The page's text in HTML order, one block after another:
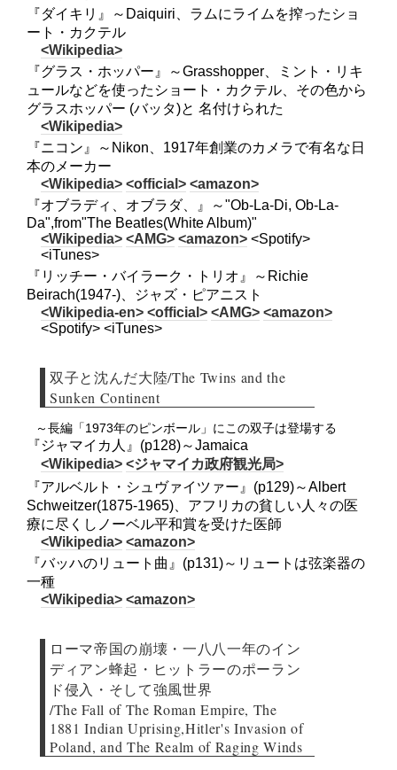
『ダイキリ』～Daiquiri、ラムにライムを搾ったショ
ート・カクテル
<Wikipedia>
『グラス・ホッパー』～Grasshopper、ミント・リキ
ュールなどを使ったショート・カクテル、その色から
グラスホッパー (バッタ)と 名付けられた
<Wikipedia>
『ニコン』～Nikon、1917年創業のカメラで有名な日
本のメーカー
<Wikipedia> <official> <amazon>
『オブラディ、オブラダ、』～"Ob-La-Di, Ob-La-
Da",from"The Beatles(White Album)"
<Wikipedia> <AMG> <amazon> <Spotify>
<iTunes>
『リッチー・バイラーク・トリオ』～Richie
Beirach(1947-)、ジャズ・ピアニスト
<Wikipedia-en> <official> <AMG> <amazon>
<Spotify> <iTunes>
双子と沈んだ大陸/The Twins and the
Sunken Continent
～長編「1973年のピンボール」にこの双子は登場する
『ジャマイカ人』(p128)～Jamaica
<Wikipedia> <ジャマイカ政府観光局>
『アルベルト・シュヴァイツァー』(p129)～Albert
Schweitzer(1875-1965)、アフリカの貧しい人々の医
療に尽くしノーベル平和賞を受けた医師
<Wikipedia> <amazon>
『バッハのリュート曲』(p131)～リュートは弦楽器の
一種
<Wikipedia> <amazon>
ローマ帝国の崩壊・一八八一年のイン
ディアン蜂起・ヒットラーのポーラン
ド侵入・そして強風世界
/The Fall of The Roman Empire, The
1881 Indian Uprising,Hitler's Invasion of
Poland, and The Realm of Raging Winds